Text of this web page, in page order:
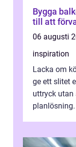
Bygga
till att
06 augusti
inspiration
Lacka om
ge ett slitet
uttryck utan
planlösning.